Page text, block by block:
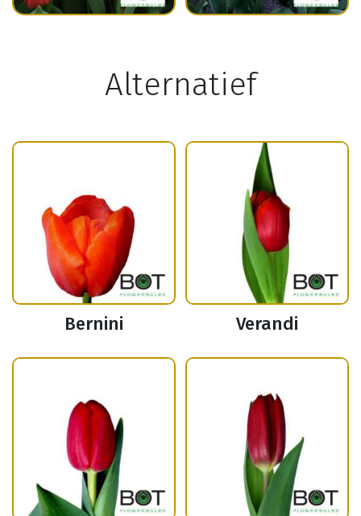
Alternatief
Bernini Verandi